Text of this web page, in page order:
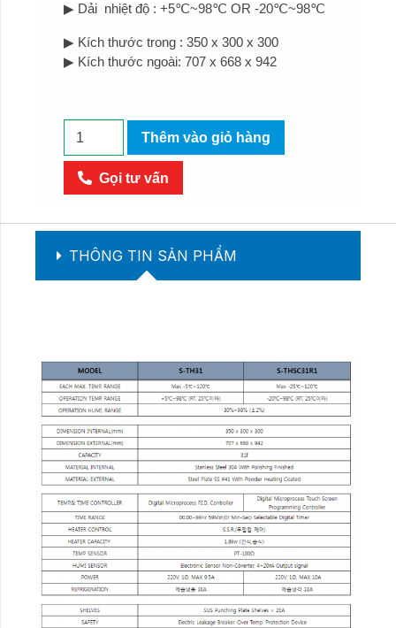
▶ Dải nhiệt độ : +5℃~98℃ OR -20℃~98℃
▶ Kích thước trong : 350 x 300 x 300
▶ Kích thước ngoài: 707 x 668 x 942
Tủ
trường
điều
nhiệt
độ,
độ
-
탁
상
용
항
온
항
습
기
số
lượng
Thêm vào giỏ hàng
Gọi tư vấn
THÔNG TIN SẢN PHẨM